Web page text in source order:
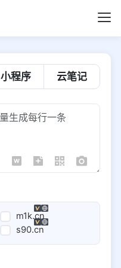
小程序 云笔记
m1k.cn
s90.cn